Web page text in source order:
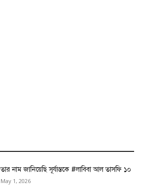
তার নাম জানিয়েছি সূর্যাস্তকে #লাবিবা আল তাসফি ১০
May 1, 2026